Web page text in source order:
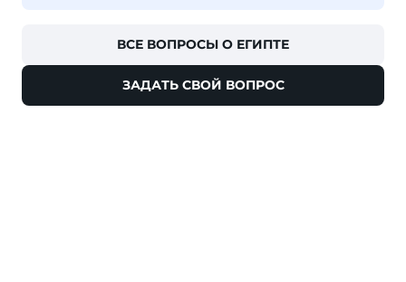
ВСЕ ВОПРОСЫ О ЕГИПТЕ
ЗАДАТЬ СВОЙ ВОПРОС